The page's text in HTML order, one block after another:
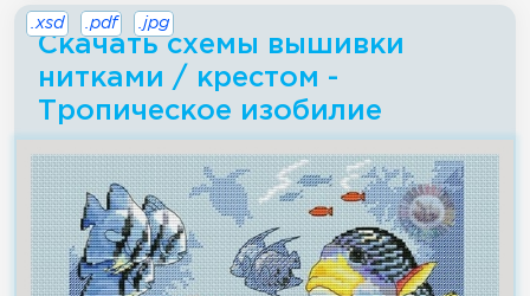
Скачать схемы вышивки
нитками / крестом -
Тропическое изобилие
.xsd .pdf .jpg